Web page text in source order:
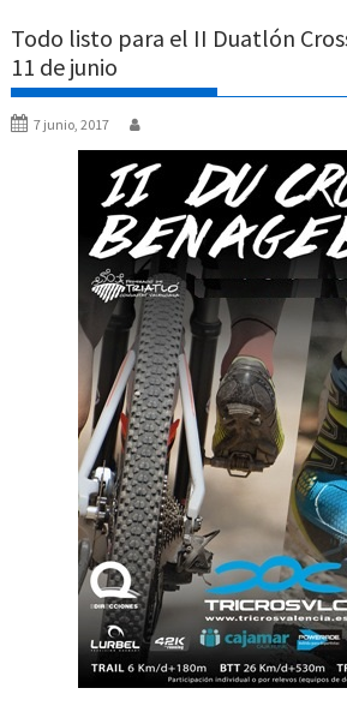
Todo listo para el II Duatlón
11 de junio
7 junio, 2017